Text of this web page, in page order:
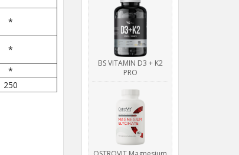
*
*
*
250
BS VITAMIN D3 + K2
PRO